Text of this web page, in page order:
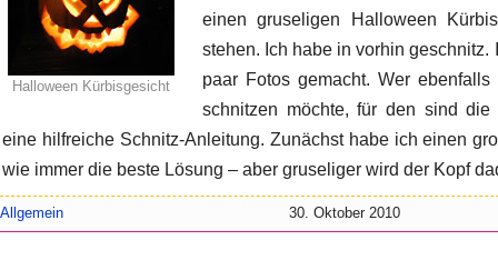
Halloween Kürbisgesicht
einen gruseligen Halloween
stehen. Ich habe in vorhin
paar Fotos gemacht. Wer
schnitzen möchte, für den sind
eine hilfreiche Schnitz-Anleitung. Zunächst habe ich einen
wie immer die beste Lösung – aber gruseliger wird der Kopf
Allgemein 30. Oktober 2010